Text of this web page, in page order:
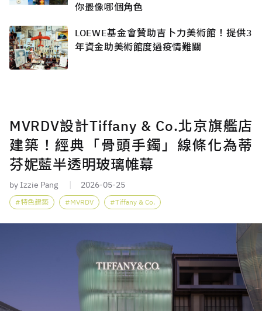
你最像哪個角色
LOEWE基金會贊助吉卜力美術館！提供3
年資金助美術館度過疫情難關
MVRDV設計Tiffany & Co.北京旗艦店
建築！經典「骨頭手鐲」線條化為蒂
芬妮藍半透明玻璃帷幕
by Izzie Pang 2026-05-25
特色建築 MVRDV Tiffany & Co.